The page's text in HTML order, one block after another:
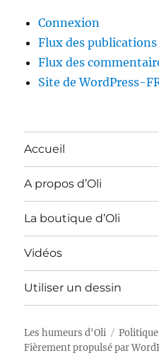
Connexion
Flux des publications
Flux des
Site de WordPress-
Accueil
A propos d’Oli
La boutique d’Oli
Vidéos
Utiliser un dessin
Les humeurs d'Oli
Fièrement propulsé par